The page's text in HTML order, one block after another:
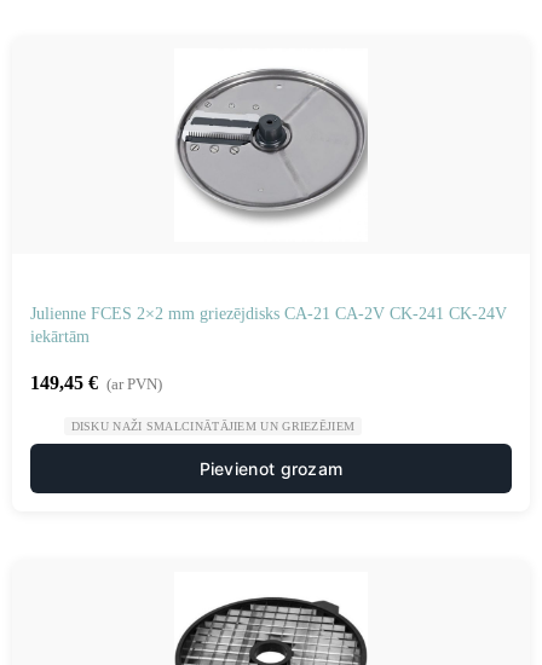
Julienne FCES 2×2 mm griezējdisks CA-21 CA-2V CK-241 CK-24V
iekārtām
149,45 € (ar PVN)
DISKU NAŽI SMALCINĀTĀJIEM UN GRIEZĒJIEM
Pievienot grozam